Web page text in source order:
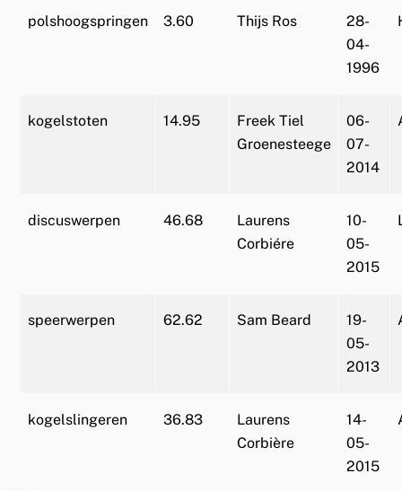
polshoogspringen 3.60 Thijs Ros
28-
04-
1996
kogelstoten 14.95
Freek Tiel
Groenesteege
06-
07-
2014
discuswerpen 46.68
Laurens
Corbiére
10-
05-
2015
speerwerpen 62.62 Sam Beard
19-
05-
2013
kogelslingeren 36.83
Laurens
Corbière
14-
05-
2015